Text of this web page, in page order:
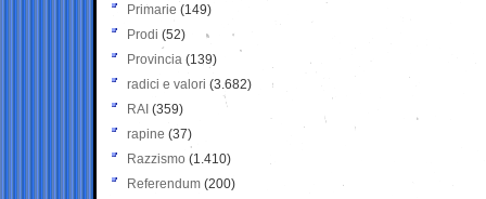
Primarie (149)
Prodi (52)
Provincia (139)
radici e valori (3.682)
RAI (359)
rapine (37)
Razzismo (1.410)
Referendum (200)